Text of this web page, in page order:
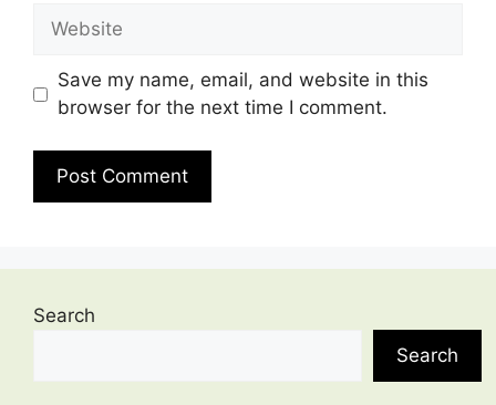
Website
Save my name, email, and website in this
browser for the next time I comment.
Search
Search